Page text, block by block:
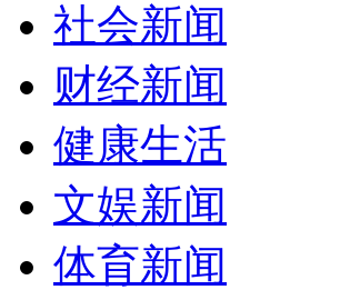
社会新闻
财经新闻
健康生活
文娱新闻
体育新闻